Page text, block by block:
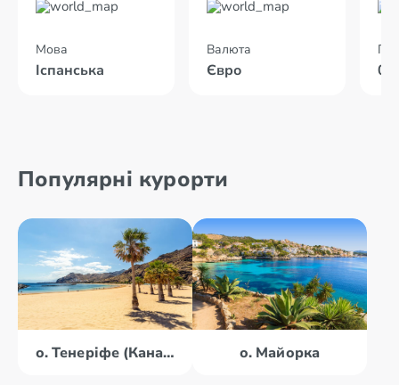
Мова
Іспанська
Валюта
Євро
Популярні курорти
о. Тенеріфе (Канари) о. Майорка